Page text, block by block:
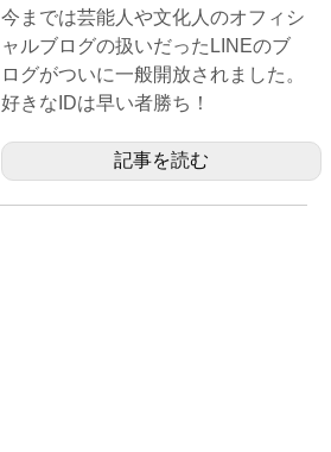
今までは芸能人や文化人のオフィシ
ャルブログの扱いだったLINEのブ
ログがついに一般開放されました。
好きなIDは早い者勝ち！
記事を読む